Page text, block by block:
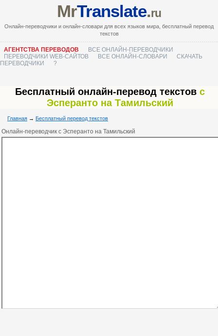
MrTranslate.ru
Онлайн-переводчики и онлайн-словари для всех языков мира, бесплатный перевод
текстов
АГЕНТСТВА ПЕРЕВОДОВ
ВСЕ ОНЛАЙН-ПЕРЕВОДЧИКИ
ПЕРЕВОДЧИКИ WEB-САЙТОВ
ВСЕ ОНЛАЙН-СЛОВАРИ
СКАЧАТЬ
ПЕРЕВОДЧИКИ
?
Бесплатный онлайн-перевод текстов с
Эсперанто на Тамильский
Главная → Бесплатный перевод текстов
Онлайн-переводчик с Эсперанто на Тамильский